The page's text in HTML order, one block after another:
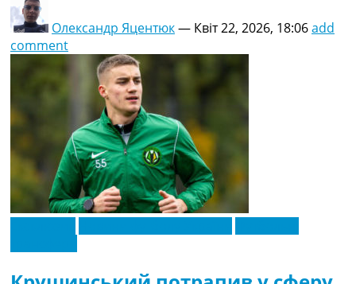
Олександр Яцентюк— Квіт 22, 2026, 18:06add
comment